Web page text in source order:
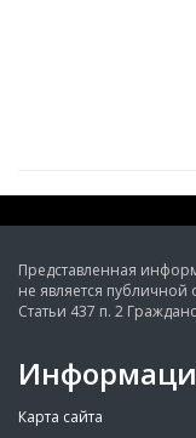
Представленная
не является
Статьи 437 п. 2
Карта сайта